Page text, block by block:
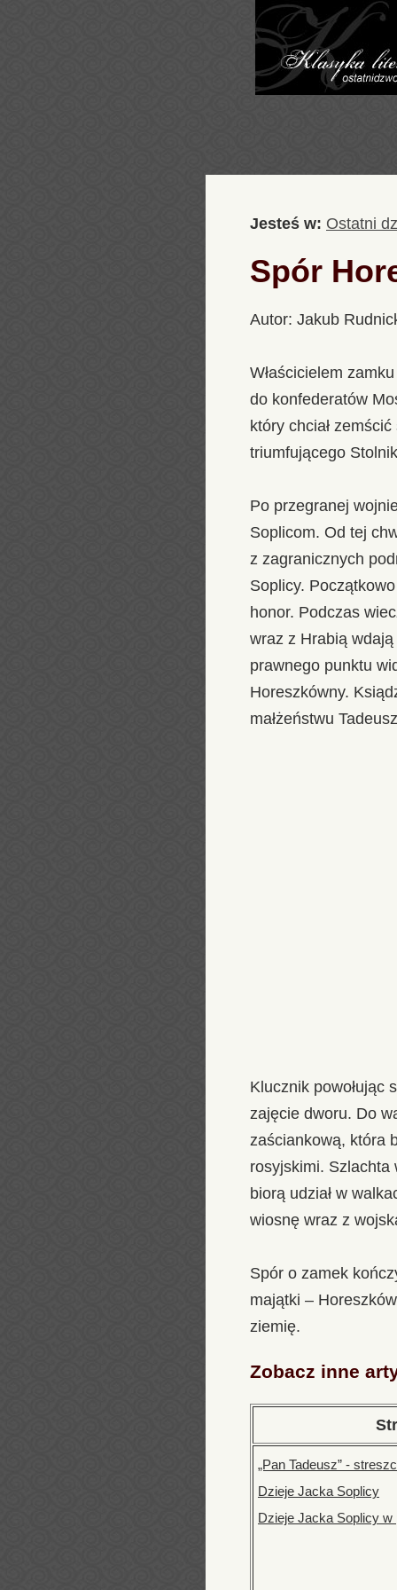
Jesteś w: Ostatni
Spór
Autor: Jakub
Właścicielem
do konfederatów
który chciał
triumfującego
Po przegranej
Soplicom. Od tej
z zagranicznych
Soplicy.
honor. Podczas
wraz z Hrabią
prawnego punktu
Horeszkówny.
małżeństwu
Klucznik powołując
zajęcie dworu. Do
zaściankową, która
rosyjskimi. Szlachta
biorą udział w
wiosnę wraz z
Spór o zamek
majątki –
ziemię.
Zobacz inne
„Pan Tadeusz” -
Dzieje Jacka Soplicy
Dzieje Jacka Soplicy w